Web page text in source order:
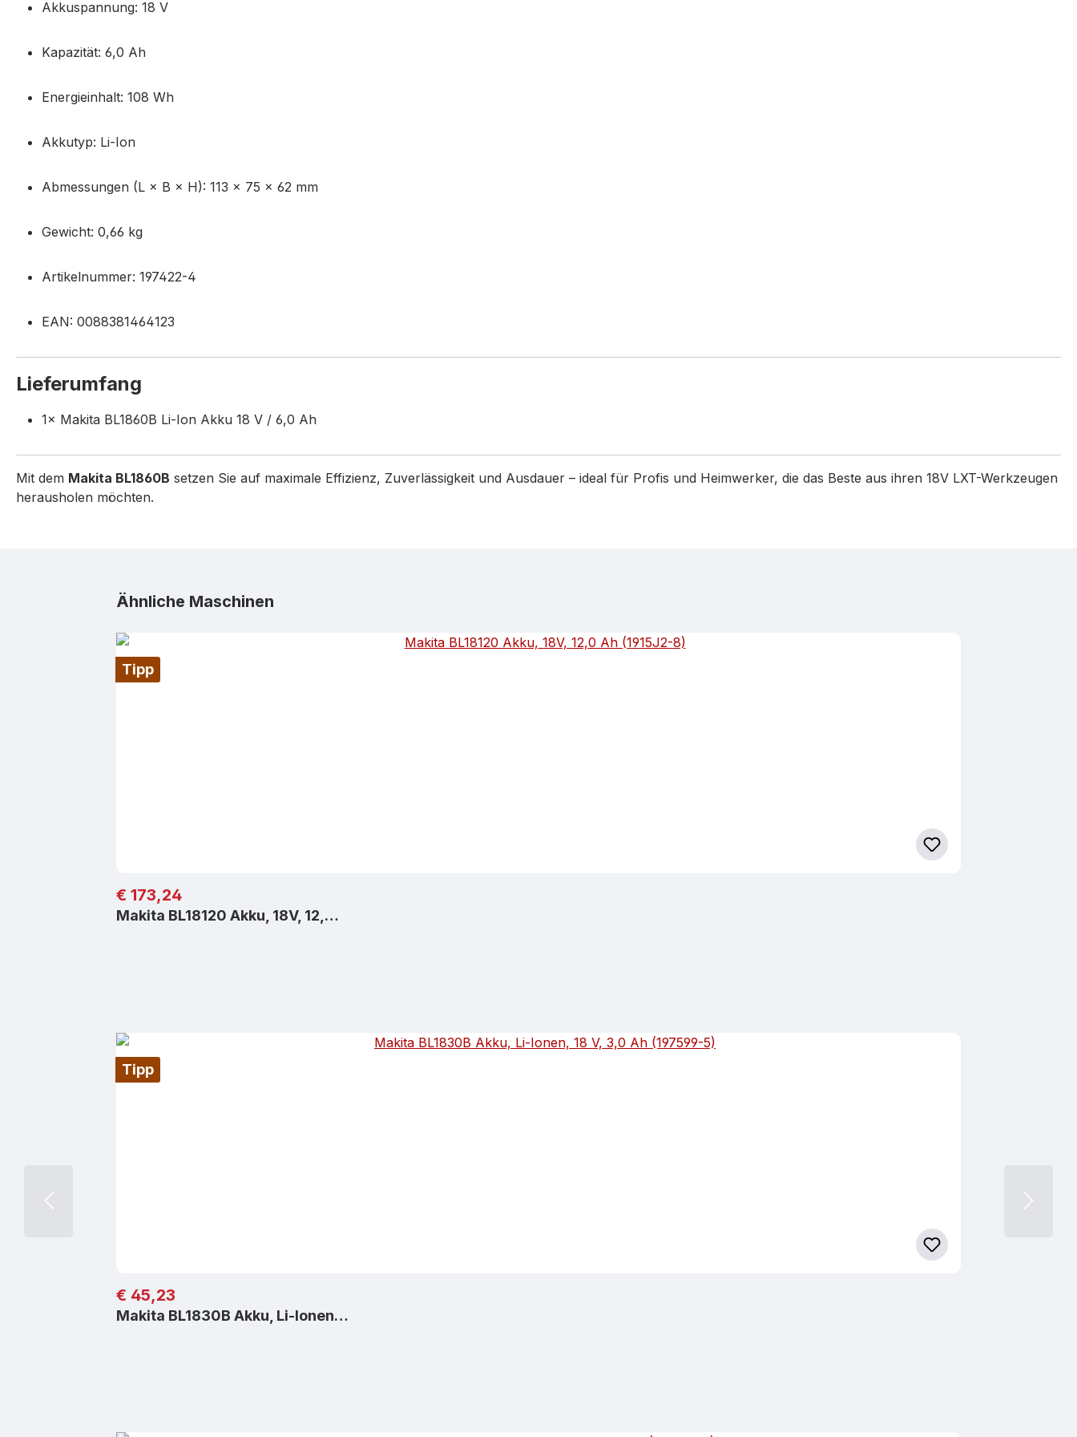
Akkuspannung: 18 V
Kapazität: 6,0 Ah
Energieinhalt: 108 Wh
Akkutyp: Li-Ion
Abmessungen (L × B × H): 113 × 75 × 62 mm
Gewicht: 0,66 kg
Artikelnummer: 197422-4
EAN: 0088381464123
Lieferumfang
1× Makita BL1860B Li-Ion Akku 18 V / 6,0 Ah
Mit dem Makita BL1860B setzen Sie auf maximale Effizienz, Zuverlässigkeit und Ausdauer – ideal für Profis und Heimwerker, die das Beste aus ihren 18V LXT-Werkzeugen
herausholen möchten.
Produktgalerie überspringen
Ähnliche Maschinen
Tipp
Regulärer Preis:
€ 173,24
Makita BL18120 Akku, 18V, 12,…
Tipp
Regulärer Preis:
€ 45,23
Makita BL1830B Akku, Li-Ionen…